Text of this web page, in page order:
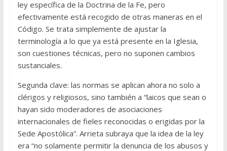
ley específica de la Doctrina de la Fe, pero
efectivamente está recogido de otras maneras en el
Código. Se trata simplemente de ajustar la
terminología a lo que ya está presente en la Iglesia,
son cuestiones técnicas, pero no suponen cambios
sustanciales.
Segunda clave: las normas se aplican ahora no solo a
clérigos y religiosos, sino también a “laicos que sean o
hayan sido moderadores de asociaciones
internacionales de fieles reconocidas o erigidas por la
Sede Apostólica”. Arrieta subraya que la idea de la ley
era “no solamente permitir la denuncia de los abusos y